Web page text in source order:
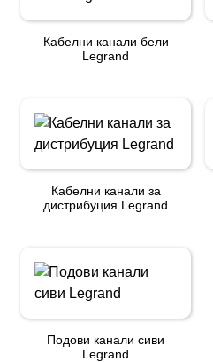
Кабелни канали бели
Legrand
Кабелни канали за
дистрибуция Legrand
Подови канали сиви
Legrand